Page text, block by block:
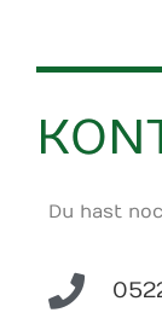
Du hast